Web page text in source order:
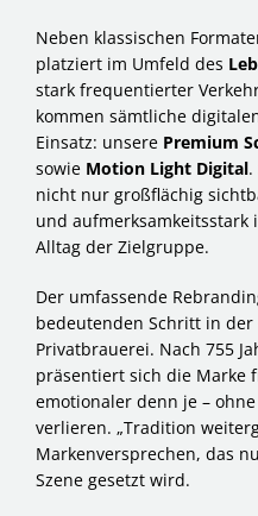
Neben klassischen
platziert im Umfeld des
stark frequentierter
kommen sämtliche
Einsatz: unsere Premium
sowie Motion Light Digital
nicht nur großflächig
und
Alltag der Zielgruppe.
Der umfassende
bedeutenden Schritt in
Privatbrauerei. Nach 755
präsentiert sich die Marke
emotionaler denn je –
verlieren. „Tradition
Markenversprechen, das
Szene gesetzt wird.